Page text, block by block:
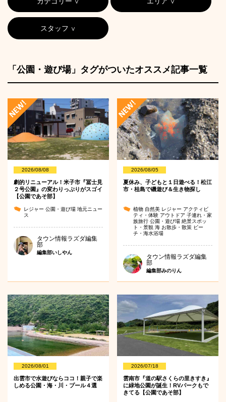
スタッフ
「公園・遊び場」タグがついたオススメ記事一覧
2026/08/08
劇的リニューアル！米子市『冨士見
２号公園』の変わりっぷりがスゴイ
【公園であそ部】
レジャー 公園・遊び場 地元ニュー
ス
タウン情報ラズダ編集
部
編集部いしやん
2026/08/05
夏休み、子どもと１日遊べる！松江
市・桂島で磯遊び＆生き物探し
植物 自然美 レジャー アクティビ
ティ・体験 アウトドア子連れ・家
族旅行公園・遊び場絶景スポッ
ト・景観海 お散歩・散策 ビー
チ・海水浴場
タウン情報ラズダ編集
部
編集部みのりん
2026/08/01
出雲市で水遊びならココ！親子で楽
しめる公園・海・川・プール４選
2026/07/18
雲南市『道の駅さくらの里きすき』
に緑地公園が誕生！RVパークもで
きてる【公園であそ部】